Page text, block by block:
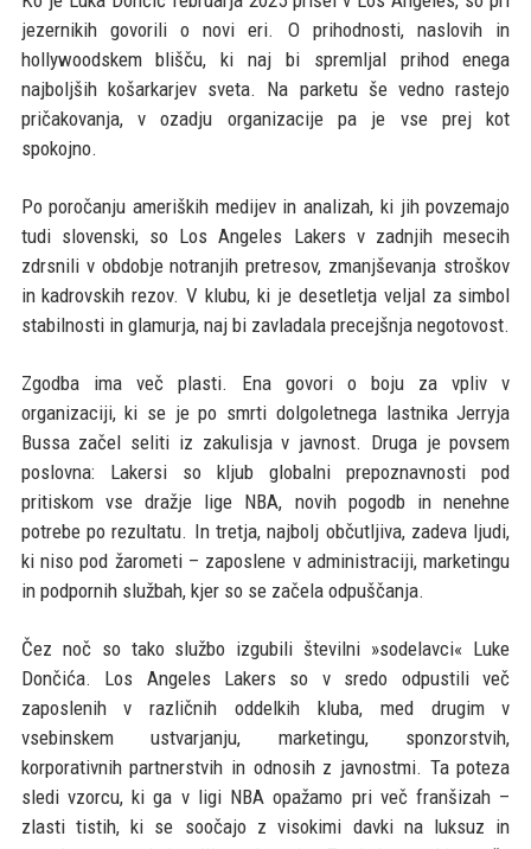
jezernikih govorili o novi eri. O prihodnosti, naslovih in
hollywoodskem blišču, ki naj bi spremljal prihod enega
najboljših košarkarjev sveta. Na parketu še vedno rastejo
pričakovanja, v ozadju organizacije pa je vse prej kot
spokojno.
Po poročanju ameriških medijev in analizah, ki jih povzemajo
tudi slovenski, so Los Angeles Lakers v zadnjih mesecih
zdrsnili v obdobje notranjih pretresov, zmanjševanja stroškov
in kadrovskih rezov. V klubu, ki je desetletja veljal za simbol
stabilnosti in glamurja, naj bi zavladala precejšnja negotovost.
Zgodba ima več plasti. Ena govori o boju za vpliv v
organizaciji, ki se je po smrti dolgoletnega lastnika Jerryja
Bussa začel seliti iz zakulisja v javnost. Druga je povsem
poslovna: Lakersi so kljub globalni prepoznavnosti pod
pritiskom vse dražje lige NBA, novih pogodb in nenehne
potrebe po rezultatu. In tretja, najbolj občutljiva, zadeva ljudi,
ki niso pod žarometi – zaposlene v administraciji, marketingu
in podpornih službah, kjer so se začela odpuščanja.
Čez noč so tako službo izgubili številni »sodelavci« Luke
Dončića. Los Angeles Lakers so v sredo odpustili več
zaposlenih v različnih oddelkih kluba, med drugim v
vsebinskem ustvarjanju, marketingu, sponzorstvih,
korporativnih partnerstvih in odnosih z javnostmi. Ta poteza
sledi vzorcu, ki ga v ligi NBA opažamo pri več franšizah –
zlasti tistih, ki se soočajo z visokimi davki na luksuz in